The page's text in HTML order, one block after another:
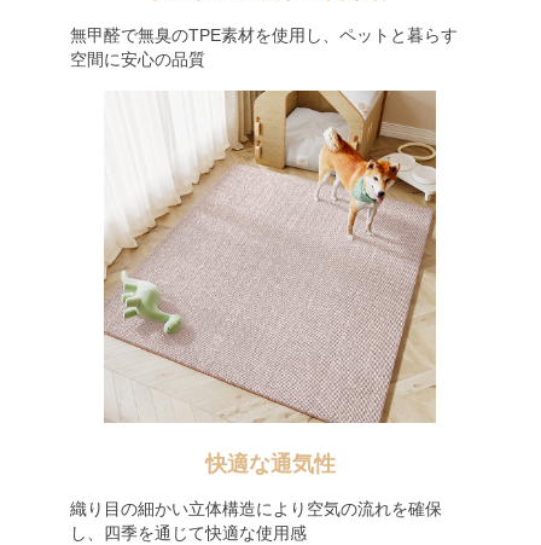
無甲醛で無臭のTPE素材を使用し、ペットと暮らす
空間に安心の品質
快適な通気性
織り目の細かい立体構造により空気の流れを確保
し、四季を通じて快適な使用感